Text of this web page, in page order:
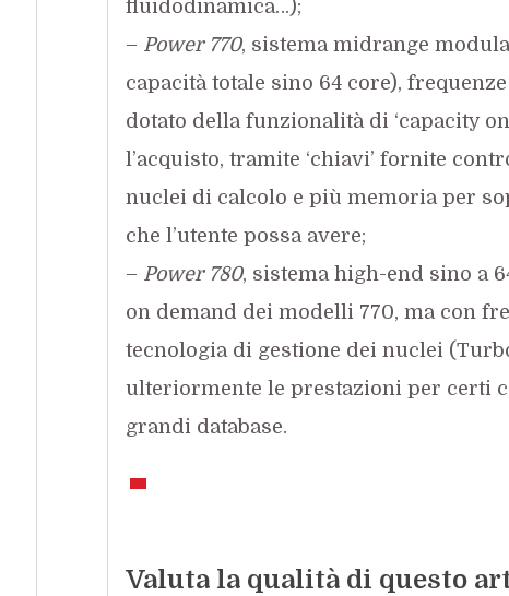
fluidodinamica…);
– Power 770, sistema midrange
capacità totale sino 64 core),
dotato della funzionalità di ‘capacity
l’acquisto, tramite ‘chiavi’ fornite
nuclei di calcolo e più memoria per
che l’utente possa avere;
– Power 780, sistema high-end sino a
on demand dei modelli 770, ma con
tecnologia di gestione dei nuclei
ulteriormente le prestazioni per certi
grandi database.
Valuta la qualità di questo